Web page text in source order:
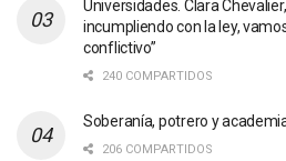
Universidades. Clara
incumpliendo con la ley,
conflictivo”
240 COMPARTIDOS
Soberanía, potrero y
206 COMPARTIDOS